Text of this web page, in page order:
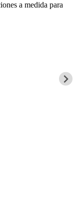
a medida para